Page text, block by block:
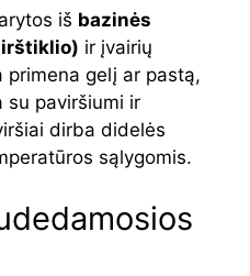
iš bazinės
ir įvairių
primena gelį ar pastą,
su paviršiumi ir
dirba didelės
sąlygomis.